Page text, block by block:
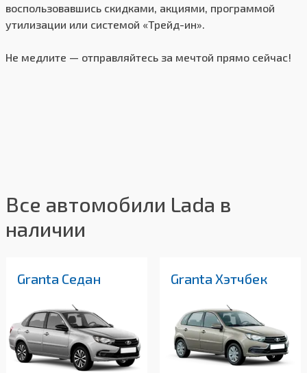
воспользовавшись скидками, акциями, программой
утилизации или системой «Трейд-ин».
Не медлите — отправляйтесь за мечтой прямо сейчас!
Все автомобили Lada в
наличии
Granta Седан Granta Хэтчбек